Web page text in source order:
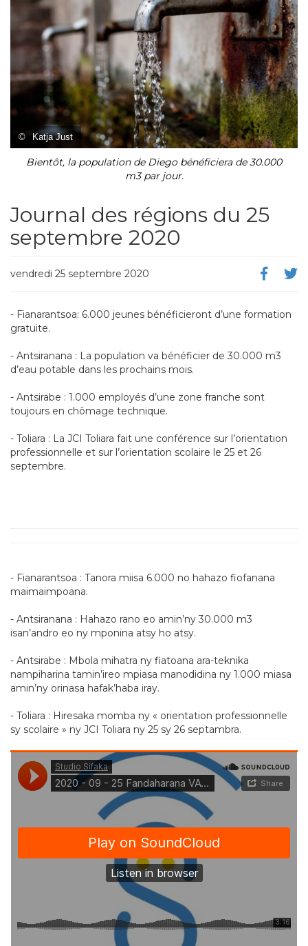
© Katja Just
Bientôt, la population de Diego bénéficiera de 30.000
m3 par jour.
Journal des régions du 25
septembre 2020
vendredi 25 septembre 2020
- Fianarantsoa: 6.000 jeunes bénéficieront d’une formation
gratuite.
- Antsiranana : La population va bénéficier de 30.000 m3
d’eau potable dans les prochains mois.
- Antsirabe : 1.000 employés d’une zone franche sont
toujours en chômage technique.
- Toliara : La JCI Toliara fait une conférence sur l’orientation
professionnelle et sur l’orientation scolaire le 25 et 26
septembre.
- Fianarantsoa : Tanora miisa 6.000 no hahazo fiofanana
maimaimpoana.
- Antsiranana : Hahazo rano eo amin’ny 30.000 m3
isan’andro eo ny mponina atsy ho atsy.
- Antsirabe : Mbola mihatra ny fiatoana ara-teknika
nampiharina tamin’ireo mpiasa manodidina ny 1.000 miasa
amin’ny orinasa hafak’haba iray.
- Toliara : Hiresaka momba ny « orientation professionnelle
sy scolaire » ny JCI Toliara ny 25 sy 26 septambra.